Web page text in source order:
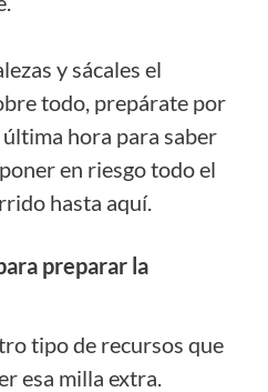
y sácales el
todo, prepárate por
última hora para saber
en riesgo todo el
hasta aquí.
preparar la
tipo de recursos que
esa milla extra.